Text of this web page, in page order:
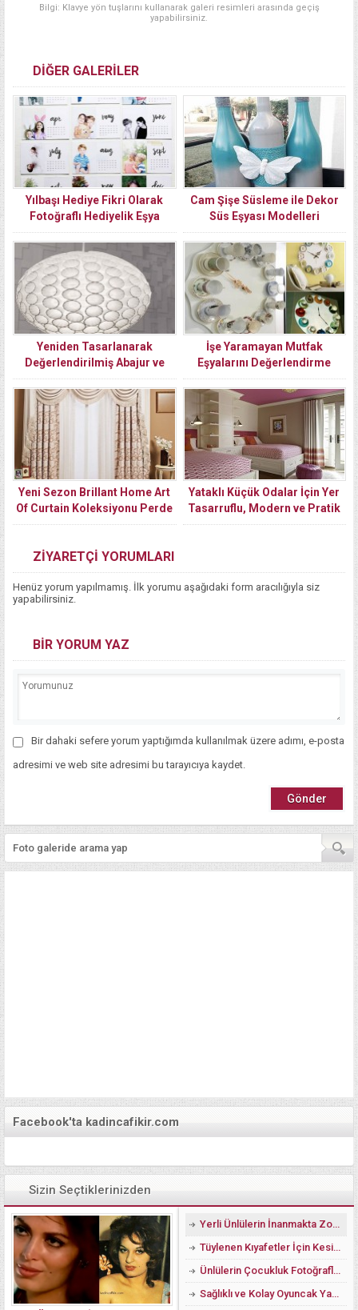
Bilgi: Klavye yön tuşlarını kullanarak galeri resimleri arasında geçiş
yapabilirsiniz.
DİĞER GALERİLER
Yılbaşı Hediye Fikri Olarak
Fotoğraflı Hediyelik Eşya
Önerileri
Cam Şişe Süsleme ile Dekor
Süs Eşyası Modelleri
Yeniden Tasarlanarak
Değerlendirilmiş Abajur ve
Avize Modelleri
İşe Yaramayan Mutfak
Eşyalarını Değerlendirme
Yöntemleri
Yeni Sezon Brillant Home Art
Of Curtain Koleksiyonu Perde
Seti Modelleri
Yataklı Küçük Odalar İçin Yer
Tasarruflu, Modern ve Pratik
Dekorasyon Tavsiyeleri
ZİYARETÇİ YORUMLARI
Henüz yorum yapılmamış. İlk yorumu aşağıdaki form aracılığıyla siz
yapabilirsiniz.
BİR YORUM YAZ
Bir dahaki sefere yorum yaptığımda kullanılmak üzere adımı, e-posta
adresimi ve web site adresimi bu tarayıcıya kaydet.
Facebook'ta kadincafikir.com
Sizin Seçtiklerinizden
Yerli Ünlülerin İnanmakta Zorlanacağınız Estetiksiz Görüntüleri
Tüylenen Kıyafetler İçin Kesin Çözüm ve Yöntemler
Ünlülerin Çocukluk Fotoğrafları Küçüklük Halleri
Sağlıklı ve Kolay Oyuncak Yapımı Resimli Anlatım Çoraptan Oyuncak Modelleri